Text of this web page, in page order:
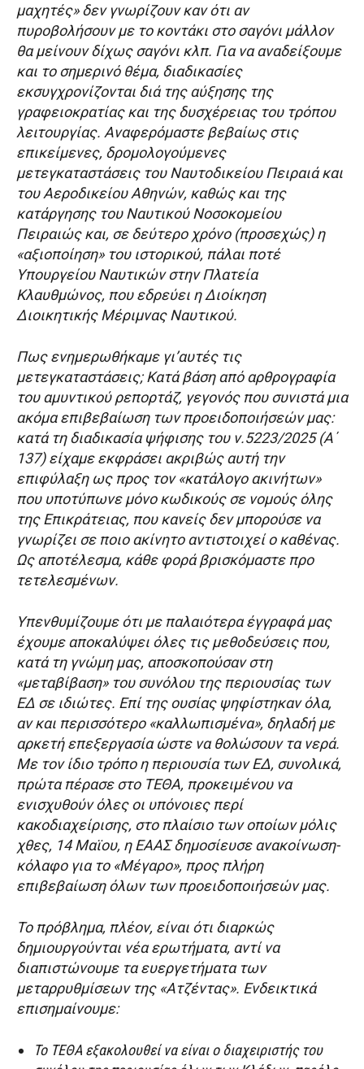
μαχητές» δεν γνωρίζουν καν ότι αν
πυροβολήσουν με το κοντάκι στο σαγόνι μάλλον
θα μείνουν δίχως σαγόνι κλπ. Για να αναδείξουμε
και το σημερινό θέμα, διαδικασίες
εκσυγχρονίζονται διά της αύξησης της
γραφειοκρατίας και της δυσχέρειας του τρόπου
λειτουργίας. Αναφερόμαστε βεβαίως στις
επικείμενες, δρομολογούμενες
μετεγκαταστάσεις του Ναυτοδικείου Πειραιά και
του Αεροδικείου Αθηνών, καθώς και της
κατάργησης του Ναυτικού Νοσοκομείου
Πειραιώς και, σε δεύτερο χρόνο (προσεχώς) η
«αξιοποίηση» του ιστορικού, πάλαι ποτέ
Υπουργείου Ναυτικών στην Πλατεία
Κλαυθμώνος, που εδρεύει η Διοίκηση
Διοικητικής Μέριμνας Ναυτικού.
Πως ενημερωθήκαμε γι’αυτές τις
μετεγκαταστάσεις; Κατά βάση από αρθρογραφία
του αμυντικού ρεπορτάζ, γεγονός που συνιστά μια
ακόμα επιβεβαίωση των προειδοποιήσεών μας:
κατά τη διαδικασία ψήφισης του ν.5223/2025 (Α΄
137) είχαμε εκφράσει ακριβώς αυτή την
επιφύλαξη ως προς τον «κατάλογο ακινήτων»
που υποτύπωνε μόνο κωδικούς σε νομούς όλης
της Επικράτειας, που κανείς δεν μπορούσε να
γνωρίζει σε ποιο ακίνητο αντιστοιχεί ο καθένας.
Ως αποτέλεσμα, κάθε φορά βρισκόμαστε προ
τετελεσμένων.
Υπενθυμίζουμε ότι με παλαιότερα έγγραφά μας
έχουμε αποκαλύψει όλες τις μεθοδεύσεις που,
κατά τη γνώμη μας, αποσκοπούσαν στη
«μεταβίβαση» του συνόλου της περιουσίας των
ΕΔ σε ιδιώτες. Επί της ουσίας ψηφίστηκαν όλα,
αν και περισσότερο «καλλωπισμένα», δηλαδή με
αρκετή επεξεργασία ώστε να θολώσουν τα νερά.
Με τον ίδιο τρόπο η περιουσία των ΕΔ, συνολικά,
πρώτα πέρασε στο ΤΕΘΑ, προκειμένου να
ενισχυθούν όλες οι υπόνοιες περί
κακοδιαχείρισης, στο πλαίσιο των οποίων μόλις
χθες, 14 Μαϊου, η ΕΑΑΣ δημοσίευσε ανακοίνωση-
κόλαφο για το «Μέγαρο», προς πλήρη
επιβεβαίωση όλων των προειδοποιήσεών μας.
Το πρόβλημα, πλέον, είναι ότι διαρκώς
δημιουργούνται νέα ερωτήματα, αντί να
διαπιστώνουμε τα ευεργετήματα των
μεταρρυθμίσεων της «Ατζέντας». Ενδεικτικά
επισημαίνουμε:
Το ΤΕΘΑ εξακολουθεί να είναι ο διαχειριστής του